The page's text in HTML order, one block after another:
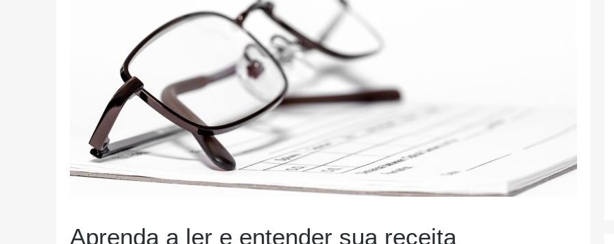
Aprenda a ler e entender sua receita